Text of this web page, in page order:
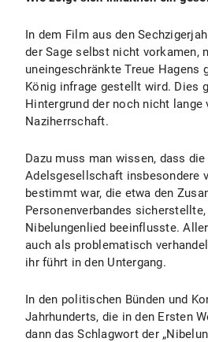
In dem Film aus den
der Sage selbst nicht vorkamen,
uneingeschränkte Treue Hagens
König infrage gestellt wird. Dies
Hintergrund der noch nicht lange
Naziherrschaft.
Dazu muss man wissen, dass
Adelsgesellschaft insbesondere
bestimmt war, die etwa den
Personenverbandes sicherstellte,
Nibelungenlied beeinflusste.
auch als problematisch
ihr führt in den Untergang.
In den politischen Bünden und
Jahrhunderts, die in den Ersten
dann das Schlagwort der